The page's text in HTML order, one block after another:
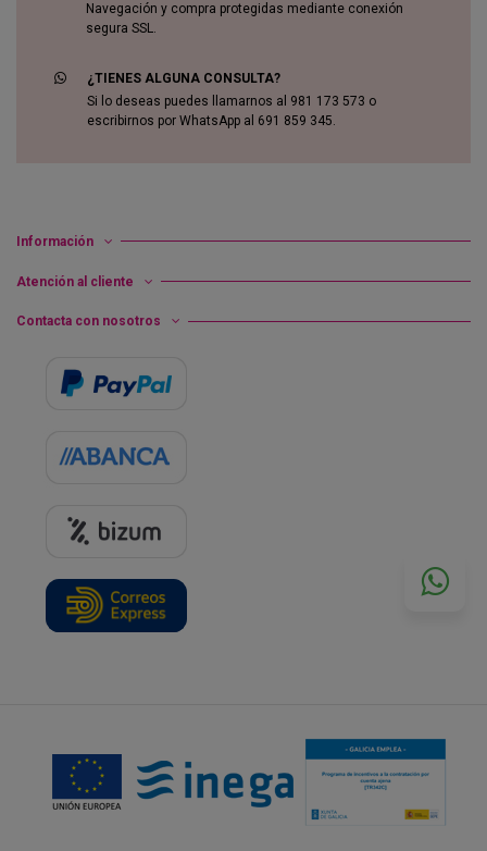
Navegación y compra protegidas mediante conexión
segura SSL.
¿TIENES ALGUNA CONSULTA?
Si lo deseas puedes llamarnos al 981 173 573 o
escribirnos por WhatsApp al 691 859 345.
Información
Atención al cliente
Contacta con nosotros